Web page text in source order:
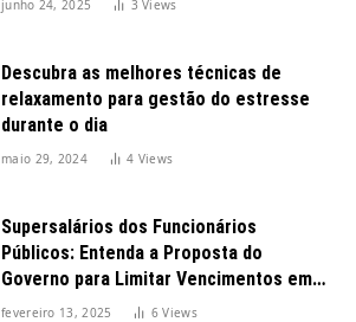
junho 24, 2025 3Views
Descubra as melhores técnicas de
relaxamento para gestão do estresse
durante o dia
maio 29, 2024 4 Views
Supersalários dos Funcionários
Públicos: Entenda a Proposta do
Governo para Limitar Vencimentos em
2025
fevereiro 13, 2025 6Views